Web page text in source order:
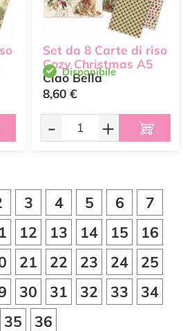
Set da 8 Carte di riso
Cozy Christmas A5
Ciao Bella
Disponibile
8,60 €
- +
3 4 5 6
7
12 13 14 15
16
21 22 23 24
25
30 31 32 33
34
35
36